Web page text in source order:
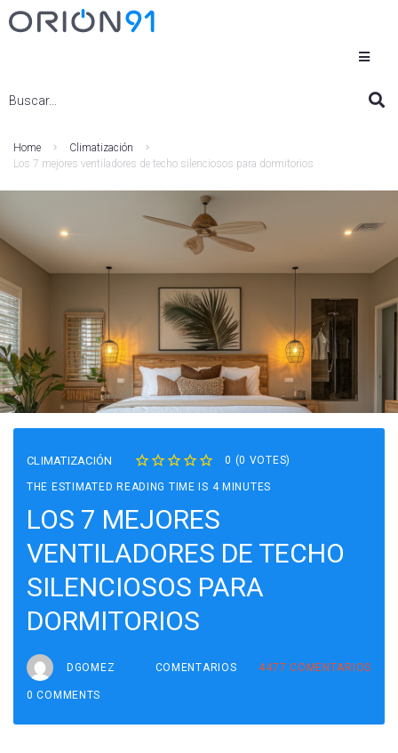
Home
Climatización
Los 7 mejores ventiladores de techo silenciosos para dormitorios
CLIMATIZACIÓN 0 (0 VOTES)
THE ESTIMATED READING TIME IS 4 MINUTES
LOS 7 MEJORES
VENTILADORES DE TECHO
SILENCIOSOS PARA
DORMITORIOS
DGOMEZ COMENTARIOS 4477 COMENTARIOS
0 COMMENTS